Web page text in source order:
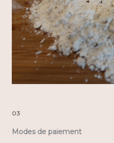
03
Modes de paiement